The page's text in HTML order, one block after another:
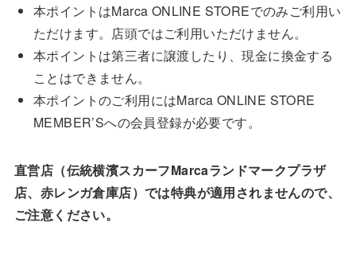
本ポイントはMarca ONLINE STOREでのみご利用い
ただけます。店頭ではご利用いただけません。
本ポイントは第三者に譲渡したり、現金に換金する
ことはできません。
本ポイントのご利用にはMarca ONLINE STORE
MEMBER’Sへの会員登録が必要です。
直営店（伝統横濱スカーフMarcaランドマークプラザ
店、赤レンガ倉庫店）では特典が適用されませんので、
ご注意ください。